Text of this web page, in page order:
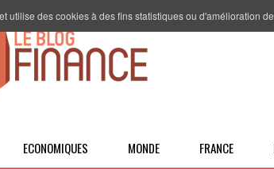
ECONOMIQUES MONDE FRANCE
utilise des cookies à des fins statistiques ou d'amélioration